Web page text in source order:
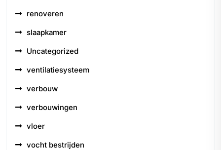
renoveren
slaapkamer
Uncategorized
ventilatiesysteem
verbouw
verbouwingen
vloer
vocht bestrijden